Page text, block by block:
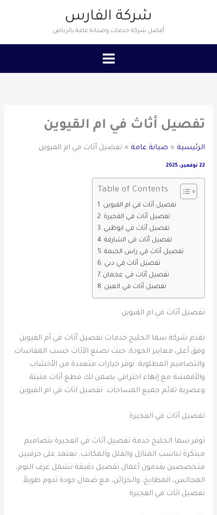
شركة الفارس
أفضل شركة خدمات وصيانة عامة بالرياض
تفصيل أثاث في ام القيوين
الرئيسية صيانة عامة تفصيل أثاث في ام القيوين
22 نوفمبر، 2025
Table of Contents
تفصيل أثاث في ام القيوين
تفصيل أثاث في الفجيرة
تفصيل أثاث في ابوظبي
تفصيل أثاث في الشارقة
تفصيل أثاث في راس الخيمة
تفصيل أثاث في دبي
تفصيل أثاث في عجمان
تفصيل أثاث في العين
تفصيل أثاث في ام القيوين
تقدم شركة سما الخليج خدمات تفصيل أثاث في أم القيوين
وفق أعلى معايير الجودة، حيث نصنع الأثاث حسب المقاسات
والتصاميم المطلوبة. نوفر خيارات متعددة من الأخشاب
والأقمشة مع إنهاء احترافي يضمن لك قطع أثاث متينة
وعصرية تلائم جميع المساحات. تفصيل اثاث في ام القيوين
تفصيل أثاث في الفجيرة
توفر سما الخليج خدمة تفصيل أثاث في الفجيرة بتصاميم
مبتكرة تناسب المنازل والفلل والمكاتب. نعتمد على حرفيين
متخصصين يقدمون أعمال تفصيل دقيقة تشمل غرف النوم،
المجالس، المطابخ، والخزائن، مع ضمان جودة تدوم طويلاً.
تفصيل اثاث في الفجيرة